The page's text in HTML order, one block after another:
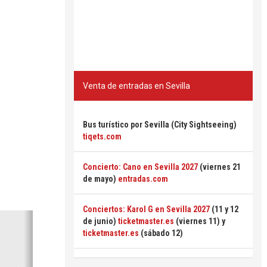
Venta de entradas en Sevilla
Bus turístico por Sevilla (City Sightseeing)
tiqets.com
Concierto: Cano en Sevilla 2027 (viernes 21
de mayo) entradas.com
Conciertos: Karol G en Sevilla 2027 (11 y 12
de junio) ticketmaster.es (viernes 11) y
ticketmaster.es (sábado 12)